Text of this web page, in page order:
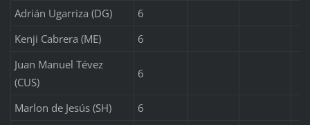
Adrián Ugarriza (DG)
6
Kenji Cabrera (ME)
6
Juan Manuel Tévez
(CUS)
6
Marlon de Jesús (SH)
6